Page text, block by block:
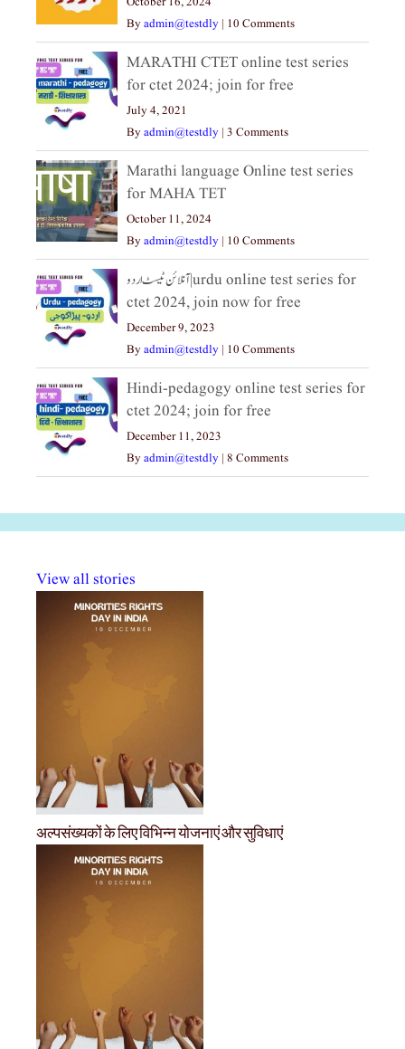
Byadmin@testdly | 10 Comments
MARATHI CTET online test series
for ctet 2024; join for free
July 4, 2021
Byadmin@testdly | 3 Comments
Marathi language Online test series
for MAHA TET
October 11, 2024
Byadmin@testdly | 10 Comments
آنلائن ٹیسٹ اردو|urdu online test series for
ctet 2024, join now for free
December 9, 2023
Byadmin@testdly | 10 Comments
Hindi-pedagogy online test series for
ctet 2024; join for free
December 11, 2023
Byadmin@testdly | 8 Comments
View all stories
अल्पसंख्यकों के लिए विभिन्न योजनाएं और सुविधाएं